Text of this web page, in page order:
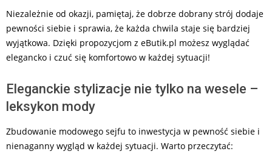
Niezależnie od okazji, pamiętaj, że dobrze dobrany strój dodaje
pewności siebie i sprawia, że każda chwila staje się bardziej
wyjątkowa. Dzięki propozycjom z eButik.pl możesz wyglądać
elegancko i czuć się komfortowo w każdej sytuacji!
Eleganckie stylizacje nie tylko na wesele –
leksykon mody
Zbudowanie modowego sejfu to inwestycja w pewność siebie i
nienaganny wygląd w każdej sytuacji. Warto przeczytać: